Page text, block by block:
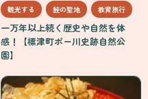
観光する
鮭の聖地 教育旅行
一万年以上続く歴史や自然を体
感！【標津町ポー川史跡自然公
園】